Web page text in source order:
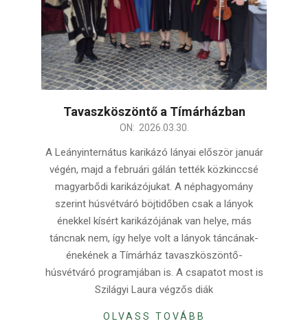
Tavaszköszöntő a Tímárházban
ON: 2026.03.30.
A Leányinternátus karikázó lányai először január
végén, majd a februári gálán tették közkinccsé
magyarbődi karikázójukat. A néphagyomány
szerint húsvétváró böjtidőben csak a lányok
énekkel kísért karikázójának van helye, más
táncnak nem, így helye volt a lányok táncának-
énekének a Tímárház tavaszköszöntő-
húsvétváró programjában is. A csapatot most is
Szilágyi Laura végzős diák
OLVASS TOVÁBB